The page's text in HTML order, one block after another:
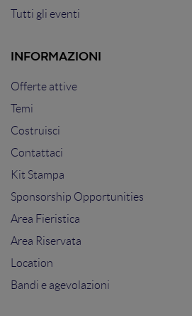
Tutti gli eventi
INFORMAZIONI
Offerte attive
Temi
Costruisci
Contattaci
Kit Stampa
Sponsorship Opportunities
Area Fieristica
Area Riservata
Location
Bandi e agevolazioni